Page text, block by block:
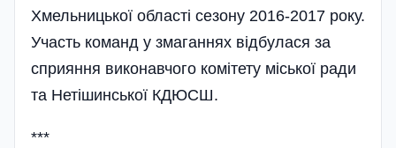
Хмельницької області сезону 2016-2017 року.
Участь команд у змаганнях відбулася за
сприяння виконавчого комітету міської ради
та Нетішинської КДЮСШ.
***